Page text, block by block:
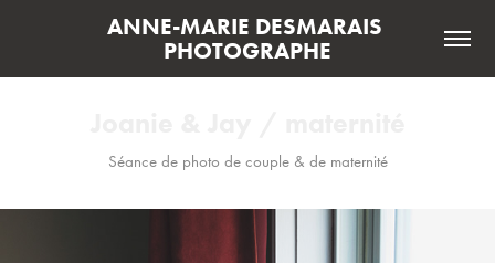
ANNE-MARIE DESMARAIS
PHOTOGRAPHE
Séance de photo de couple & de maternité